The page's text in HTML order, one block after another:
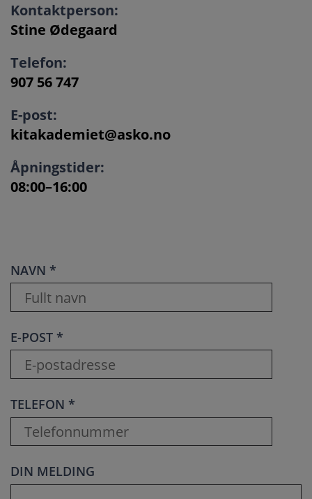
Kontaktperson:
Stine Ødegaard
Telefon:
907 56 747
E-post:
kitakademiet@asko.no
Åpningstider:
08:00–16:00
NAVN *
E-POST *
TELEFON *
DIN MELDING